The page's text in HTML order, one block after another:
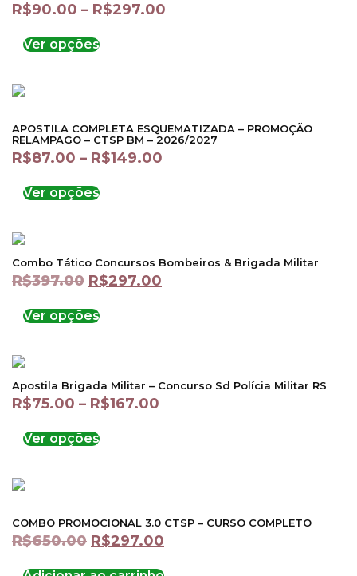
R$90.00 – R$297.00
Ver opções
APOSTILA COMPLETA ESQUEMATIZADA – PROMOÇÃO
RELAMPAGO – CTSP BM – 2026/2027
R$87.00 – R$149.00
Ver opções
Combo Tático Concursos Bombeiros & Brigada Militar
R$397.00 R$297.00
Ver opções
Apostila Brigada Militar – Concurso Sd Polícia Militar RS
R$75.00 – R$167.00
Ver opções
COMBO PROMOCIONAL 3.0 CTSP – CURSO COMPLETO
R$650.00 R$297.00